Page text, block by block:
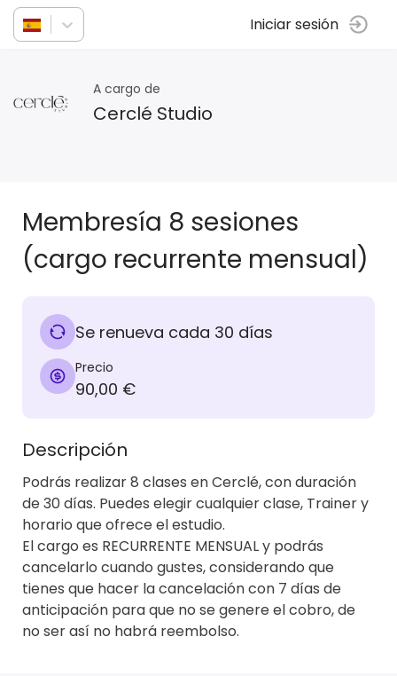
Iniciar sesión
A cargo de
Cerclé Studio
Membresía 8 sesiones
(cargo recurrente mensual)
Se renueva cada 30 días
Precio
90,00 €
Descripción
Podrás realizar 8 clases en Cerclé, con duración
de 30 días. Puedes elegir cualquier clase, Trainer y
horario que ofrece el estudio.
El cargo es RECURRENTE MENSUAL y podrás
cancelarlo cuando gustes, considerando que
tienes que hacer la cancelación con 7 días de
anticipación para que no se genere el cobro, de